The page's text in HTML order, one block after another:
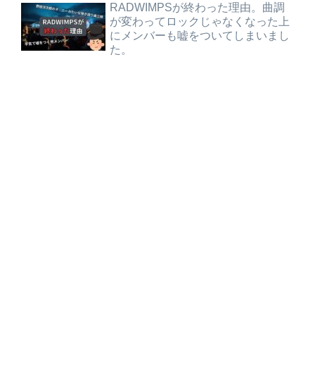
RADWIMPSが終わった理由。曲調
が変わってロックじゃなくなった上
にメンバーも嘘をついてしまいまし
た。